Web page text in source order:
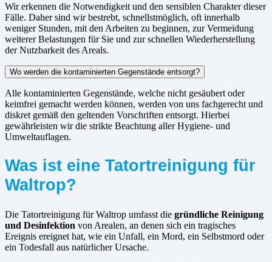
Wir erkennen die Notwendigkeit und den sensiblen Charakter dieser
Fälle. Daher sind wir bestrebt, schnellstmöglich, oft innerhalb
weniger Stunden, mit den Arbeiten zu beginnen, zur Vermeidung
weiterer Belastungen für Sie und zur schnellen Wiederherstellung
der Nutzbarkeit des Areals.
Wo werden die kontaminierten Gegenstände entsorgt?
Alle kontaminierten Gegenstände, welche nicht gesäubert oder
keimfrei gemacht werden können, werden von uns fachgerecht und
diskret gemäß den geltenden Vorschriften entsorgt. Hierbei
gewährleisten wir die strikte Beachtung aller Hygiene- und
Umweltauflagen.
Was ist eine Tatortreinigung für
Waltrop?
Die Tatortreinigung für Waltrop umfasst die gründliche Reinigung
und Desinfektion von Arealen, an denen sich ein tragisches
Ereignis ereignet hat, wie ein Unfall, ein Mord, ein Selbstmord oder
ein Todesfall aus natürlicher Ursache.